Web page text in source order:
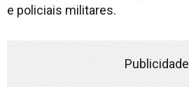
e policiais militares.
Publicidade